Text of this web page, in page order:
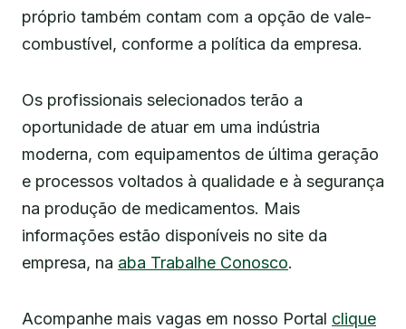
próprio também contam com a opção de vale-
combustível, conforme a política da empresa.
Os profissionais selecionados terão a
oportunidade de atuar em uma indústria
moderna, com equipamentos de última geração
e processos voltados à qualidade e à segurança
na produção de medicamentos. Mais
informações estão disponíveis no site da
empresa, na aba Trabalhe Conosco.
Acompanhe mais vagas em nosso Portal clique